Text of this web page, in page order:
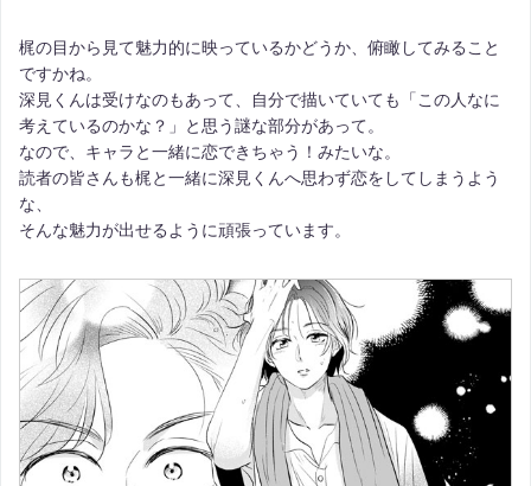
梶の目から見て魅力的に映っているかどうか、俯瞰してみること
ですかね。
深見くんは受けなのもあって、自分で描いていても「この人なに
考えているのかな？」と思う謎な部分があって。
なので、キャラと一緒に恋できちゃう！みたいな。
読者の皆さんも梶と一緒に深見くんへ思わず恋をしてしまうよう
な、
そんな魅力が出せるように頑張っています。